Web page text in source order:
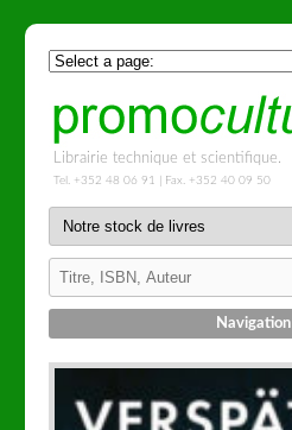
Librairie technique et scientifique.
Tel. +352 48 06 91 | Fax. +352 40 09 50
Navigation